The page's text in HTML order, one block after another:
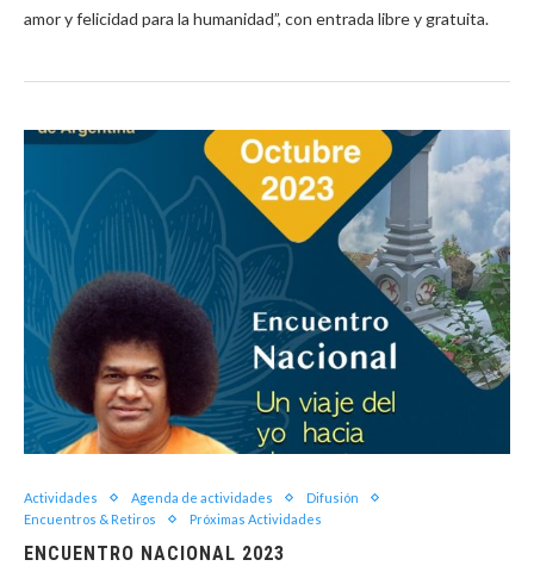
amor y felicidad para la humanidad”, con entrada libre y gratuita.
Actividades Agenda de actividades
Difusión
Encuentros & Retiros
Próximas Actividades
ENCUENTRO NACIONAL 2023